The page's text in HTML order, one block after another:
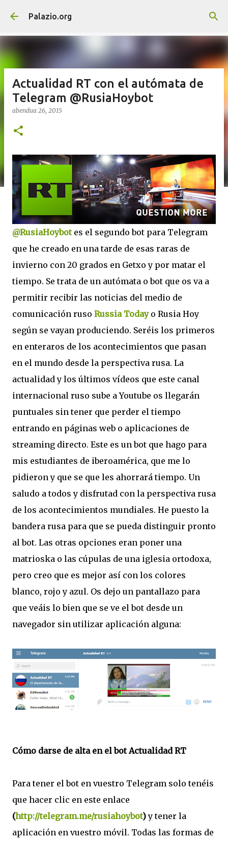
Saltatu eta joan eduki nagusira
Palazio.org
Actualidad RT con el autómata de
Telegram @RusiaHoybot
abendua 26, 2015
@RusiaHoybotes el segundo bot para Telegram
que he creado en una tarde de esas raras de
invierno con 20 grados en Getxo y por matar el
tiempo. Se trata de un autómata o bot que os va a
permitir recibir las noticias del medio de
comunicación ruso Russia Todayo Rusia Hoy
según se vayan produciendo. Seréis los primeros
en enteraros de los acontecimientos que pasan
en el mundo desde la perspectiva rusa. La
actualidad y los últimos vídeos que este canal
internacional ruso sube a Youtube os llegarán
puntuales sin tener que perder el tiempo
entrando en páginas web o aplicaciones de
streaming directo. Este es un bot que hago para
mis estudiantes de iberoamérica, que me lo
pidieron y que se que les ahorrará tiempo. Un
saludo a todos y disfrutad con la perspectiva rusa
de los acontecimientos mundiales. He puesto la
bandera rusa para que se pueda distinguir pronto
al bot. Las otras opciones eran poner una
matrioska o las cúpulas de una iglesia ortodoxa,
pero creo que es mejor así con los colores
blanco, rojo y azul. Os dejo un pantallazo para
que veáis lo bien que se ve el bot desde un
navegador sin utilizar aplicación alguna:
Cómo darse de alta en el bot Actualidad RT
Para tener el bot en vuestro Telegram solo tenéis
que hacer clic en este enlace
(http://telegram.me/rusiahoybot)y tener la
aplicación en vuestro móvil. Todas las formas de